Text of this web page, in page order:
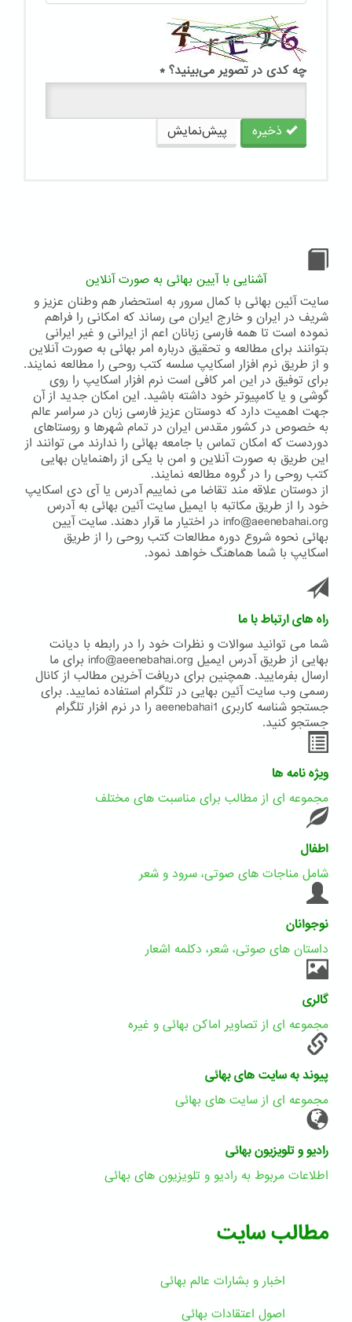
چه کدی در تصویر می‌بینید؟ *
ذخیره پیش‌نمایش
آشنایی با آیین بهائی به صورت آنلاین
سایت آئین بهائی با کمال سرور به استحضار هم وطنان عزیز و
شریف در ایران و خارج ایران می رساند که امکانی را فراهم
نموده است تا همه فارسی زبانان اعم از ایرانی و غیر ایرانی
بتوانند برای مطالعه و تحقیق درباره امر بهائی به صورت آنلاین
و از طریق نرم افزار اسکایپ سلسه کتب روحی را مطالعه نمایند.
برای توفیق در این امر کافی است نرم افزار اسکایپ را روی
گوشی و یا کامپیوتر خود داشته باشید. این امکان جدید از آن
جهت اهمیت دارد که دوستان عزیز فارسی زبان در سراسر عالم
به خصوص در کشور مقدس ایران در تمام شهرها و روستاهای
دوردست که امکان تماس با جامعه بهائی را ندارند می توانند از
این طریق به صورت آنلاین و امن با یکی از راهنمایان بهایی
کتب روحی را در گروه مطالعه نمایند.
از دوستان علاقه مند تقاضا می نماییم آدرس یا آی دی اسکایپ
خود را از طریق مکاتبه با ایمیل سایت آئین بهائی به آدرس
info@aeenebahai.org در اختیار ما قرار دهند. سایت آیین
بهائی نحوه شروع دوره مطالعات کتب روحی را از طریق
اسکایپ با شما هماهنگ خواهد نمود.
راه های ارتباط با ما
شما می توانید سوالات و نظرات خود را در رابطه با دیانت
بهایی از طریق آدرس ایمیل info@aeenebahai.org برای ما
ارسال بفرمایید. همچنین برای دریافت آخرین مطالب از کانال
رسمی وب سایت آئین بهایی در تلگرام استفاده نمایید. برای
جستجو شناسه کاربری aeenebahai1 را در نرم افزار تلگرام
جستجو کنید.
ویژه نامه ها
مجموعه ای از مطالب برای مناسبت های مختلف
اطفال
شامل مناجات های صوتی، سرود و شعر
نوجوانان
داستان های صوتی، شعر، دکلمه اشعار
گالری
مجموعه ای از تصاویر اماکن بهائی و غیره
پیوند به سایت های بهائی
مجموعه ای از سایت های بهائی
رادیو و تلویزیون بهائی
اطلاعات مربوط به رادیو و تلویزیون های بهائی
مطالب سایت
اخبار و بشارات عالم بهائى
اصول اعتقادات بهائی